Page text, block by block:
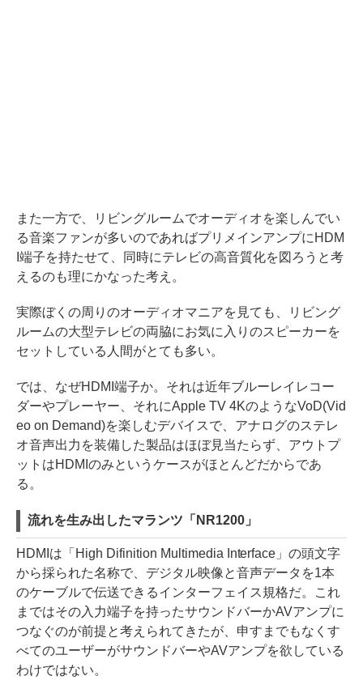
また一方で、リビングルームでオーディオを楽しんでい
る音楽ファンが多いのであればプリメインアンプにHDM
I端子を持たせて、同時にテレビの高音質化を図ろうと考
えるのも理にかなった考え。
実際ぼくの周りのオーディオマニアを見ても、リビング
ルームの大型テレビの両脇にお気に入りのスピーカーを
セットしている人間がとても多い。
では、なぜHDMI端子か。それは近年ブルーレイレコー
ダーやプレーヤー、それにApple TV 4KのようなVoD(Vid
eo on Demand)を楽しむデバイスで、アナログのステレ
オ音声出力を装備した製品はほぼ見当たらず、アウトプ
ットはHDMIのみというケースがほとんどだからであ
る。
流れを生み出したマランツ「NR1200」
HDMIは「High Difinition Multimedia Interface」の頭文字
から採られた名称で、デジタル映像と音声データを1本
のケーブルで伝送できるインターフェイス規格だ。これ
まではその入力端子を持ったサウンドバーかAVアンプに
つなぐのが前提と考えられてきたが、申すまでもなくす
べてのユーザーがサウンドバーやAVアンプを欲している
わけではない。